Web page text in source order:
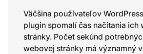
Väčšina používateľov
plugin spomalí čas načítania ich
stránky. Počet sekúnd
webovej stránky má významný